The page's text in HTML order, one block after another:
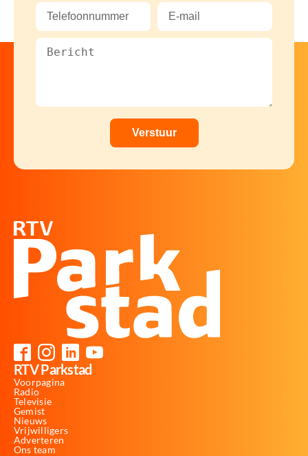
RTV Parkstad
Voorpagina
Radio
Televisie
Gemist
Nieuws
Vrijwilligers
Adverteren
Ons team